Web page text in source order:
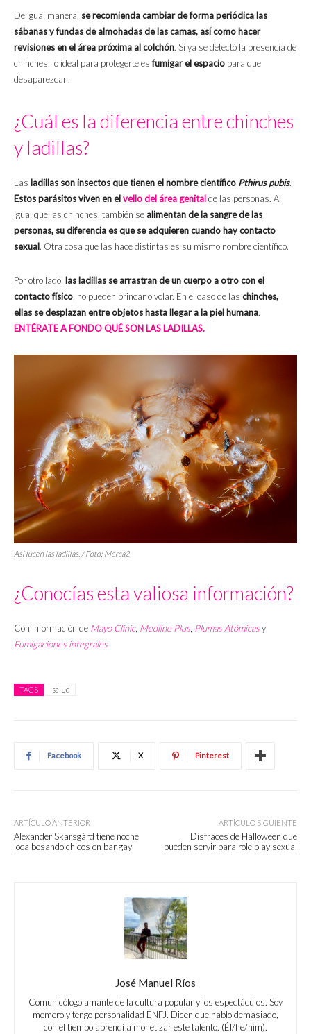
De igual manera, se recomienda cambiar de forma periódica las
sábanas y fundas de almohadas de las camas, así como hacer
revisiones en el área próxima al colchón. Si ya se detectó la presencia de
chinches, lo ideal para protegerte esfumigar el espacio para que
desaparezcan.
¿Cuál es la diferencia entre chinches
y ladillas?
Las ladillas son insectos que tienen el nombre científico Pthirus pubis.
Estos parásitos viven en elvello del área genitalde las personas. Al
igual que las chinches, también se alimentan de la sangre de las
personas, su diferencia es que se adquieren cuando haycontacto
sexual. Otra cosa que las hace distintas es su mismo nombre científico.
Por otro lado, las ladillas se arrastran de un cuerpo a otro con el
contacto físico, no pueden brincar o volar. En el caso de las chinches,
ellas se desplazan entre objetos hasta llegar a la piel humana.
ENTÉRATE A FONDO QUÉ SON LAS LADILLAS.
Así lucen las ladillas. / Foto: Merca2
¿Conocías esta valiosa información?
Con información de Mayo Clinic, Medline Plus, Plumas Atómicasy
Fumigaciones integrales
TAGS salud
Facebook X Pinterest
ARTÍCULO ANTERIOR
Alexander Skarsgård tiene noche
loca besando chicos en bar gay
ARTÍCULO SIGUIENTE
Disfraces de Halloween que
pueden servir para role play sexual
José Manuel Ríos
Comunicólogo amante de la cultura popular y los espectáculos. Soy
memero y tengo personalidad ENFJ. Dicen que hablo demasiado,
con el tiempo aprendí a monetizar este talento. (Él/he/him).